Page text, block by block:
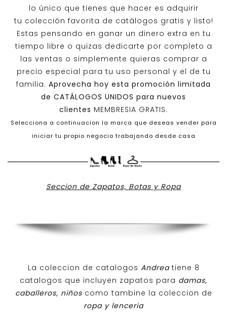
lo único que tienes que hacer es adquirir
tu colección favorita de catálogos gratis y listo!
Estas pensando en ganar un dinero extra en tu
tiempo libre o quizas dedicarte por completo a
las ventas o simplemente quieras comprar a
precio especial para tu uso personal y el de tu
familia. Aprovecha hoy esta promoción limitada
de CATÁLOGOS UNIDOS para nuevos
clientes MEMBRESIA GRATIS.
Selecciona a continuacion la marca que deseas vender para
iniciar tu propio negocio trabajando desde casa
Seccion de Zapatos, Botas y Ropa
La coleccion de catalogos Andreatiene 8
catalogos que incluyen zapatos para damas,
caballeros, niños como tambine la coleccion de
ropa y lenceria